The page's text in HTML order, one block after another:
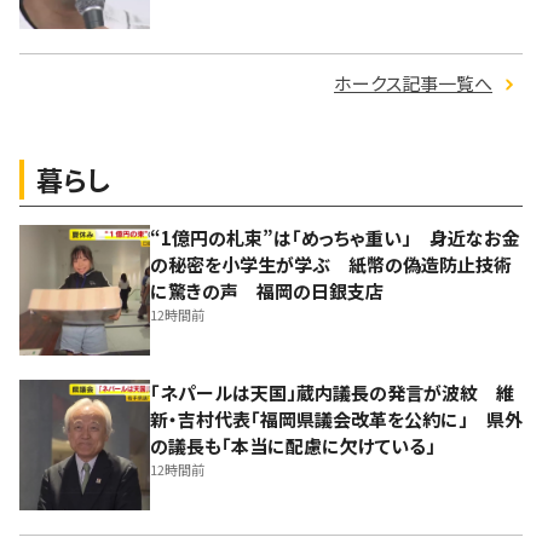
ホークス記事一覧へ
暮らし
“1億円の札束”は「めっちゃ重い」 身近なお金
の秘密を小学生が学ぶ 紙幣の偽造防止技術
に驚きの声 福岡の日銀支店
12時間前
「ネパールは天国」蔵内議長の発言が波紋 維
新・吉村代表「福岡県議会改革を公約に」 県外
の議長も「本当に配慮に欠けている」
12時間前